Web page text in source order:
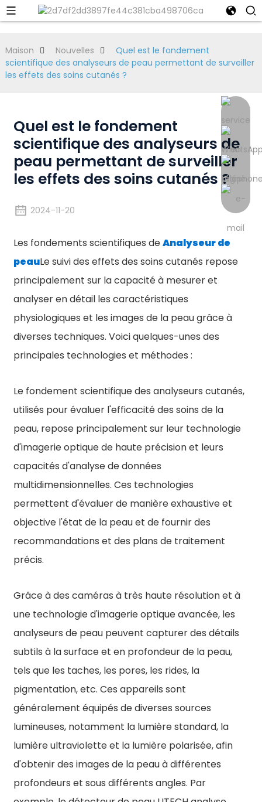
Maison Nouvelles
Quel est le fondement
scientifique des analyseurs de peau permettant de surveiller
les effets des soins cutanés ?
Quel est le fondement
scientifique des analyseurs de
peau permettant de surveiller
les effets des soins cutanés ?
2024-11-20
Les fondements scientifiques deAnalyseur de
peauLe suivi des effets des soins cutanés repose
principalement sur la capacité à mesurer et
analyser en détail les caractéristiques
physiologiques et les images de la peau grâce à
diverses techniques. Voici quelques-unes des
principales technologies et méthodes :
Le fondement scientifique des analyseurs cutanés,
utilisés pour évaluer l'efficacité des soins de la
peau, repose principalement sur leur technologie
d'imagerie optique de haute précision et leurs
capacités d'analyse de données
multidimensionnelles. Ces technologies
permettent d'évaluer de manière exhaustive et
objective l'état de la peau et de fournir des
recommandations et des plans de traitement
précis.
Grâce à des caméras à très haute résolution et à
une technologie d'imagerie optique avancée, les
analyseurs de peau peuvent capturer des détails
subtils à la surface et en profondeur de la peau,
tels que les taches, les pores, les rides, la
pigmentation, etc. Ces appareils sont
généralement équipés de diverses sources
lumineuses, notamment la lumière standard, la
lumière ultraviolette et la lumière polarisée, afin
d'obtenir des images de la peau à différentes
profondeurs et sous différents angles. Par